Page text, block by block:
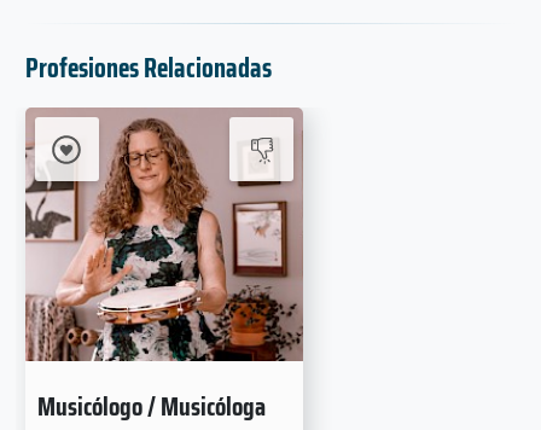
Profesiones Relacionadas
Musicólogo / Musicóloga